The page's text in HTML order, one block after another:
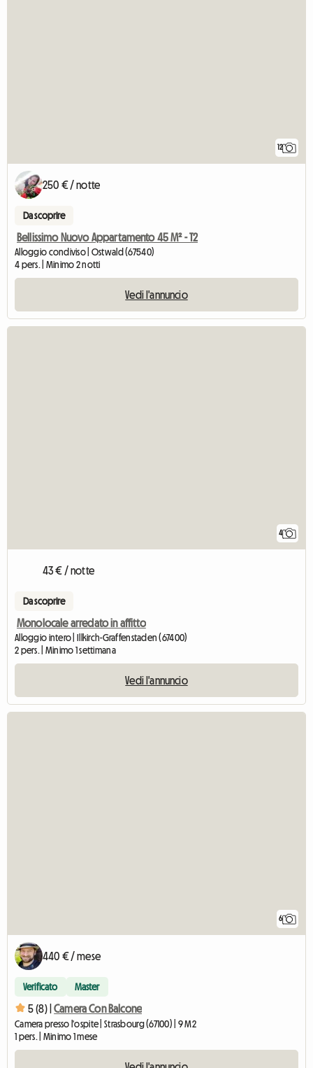
12
250 € / notte
Da scoprire
Bellissimo Nuovo Appartamento 45 M² - T2
Alloggio condiviso | Ostwald (67540)
4 pers. | Minimo 2 notti
Vedi l'annuncio
4
43 € / notte
Da scoprire
Monolocale arredato in affitto
Alloggio intero | Illkirch-Graffenstaden (67400)
2 pers. | Minimo 1 settimana
Vedi l'annuncio
6
440 € / mese
Verificato Master
5 (8) | Camera Con Balcone
Camera presso l'ospite | Strasbourg (67100) | 9 M2
1 pers. | Minimo 1 mese